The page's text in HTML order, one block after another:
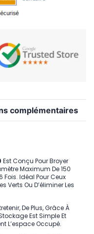
complémentaires
Est Conçu Pour Broyer
Maximum De 150
Fois. Idéal Pour Ceux
Verts Ou D’éliminer Les
De Plus, Grâce À
Est Simple Et
L’espace Occupé.